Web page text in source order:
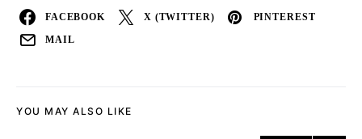
FACEBOOK X (TWITTER) PINTEREST
MAIL
YOU MAY ALSO LIKE